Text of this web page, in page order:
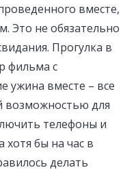
вместе,
Это не обязательно
Прогулка в
фильма с
ужина вместе – все
возможностью для
телефоны и
бы на час в
делать